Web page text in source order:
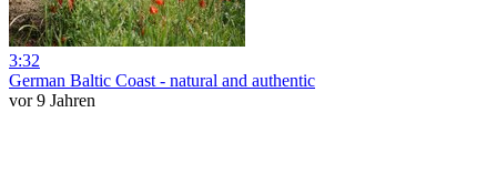
3:32
German Baltic Coast - natural and authentic
vor 9 Jahren